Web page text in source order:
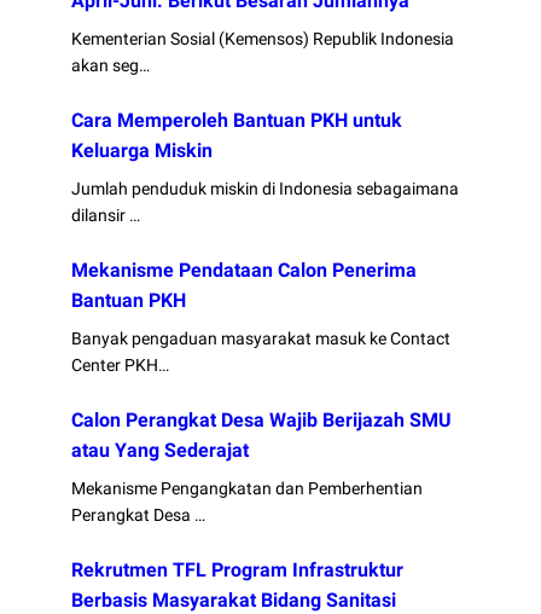
Kementerian Sosial (Kemensos) Republik Indonesia
akan seg…
Cara Memperoleh Bantuan PKH untuk
Keluarga Miskin
Jumlah penduduk miskin di Indonesia sebagaimana
dilansir …
Mekanisme Pendataan Calon Penerima
Bantuan PKH
Banyak pengaduan masyarakat masuk ke Contact
Center PKH…
Calon Perangkat Desa Wajib Berijazah SMU
atau Yang Sederajat
Mekanisme Pengangkatan dan Pemberhentian
Perangkat Desa …
Rekrutmen TFL Program Infrastruktur
Berbasis Masyarakat Bidang Sanitasi